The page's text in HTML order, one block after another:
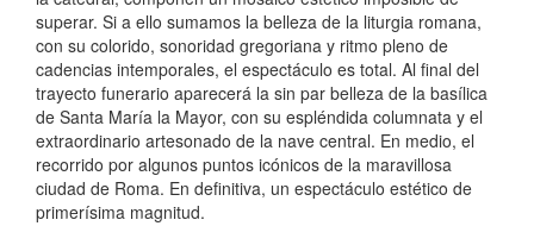
superar. Si a ello sumamos la belleza de la liturgia romana,
con su colorido, sonoridad gregoriana y ritmo pleno de
cadencias intemporales, el espectáculo es total. Al final del
trayecto funerario aparecerá la sin par belleza de la basílica
de Santa María la Mayor, con su espléndida columnata y el
extraordinario artesonado de la nave central. En medio, el
recorrido por algunos puntos icónicos de la maravillosa
ciudad de Roma. En definitiva, un espectáculo estético de
primerísima magnitud.